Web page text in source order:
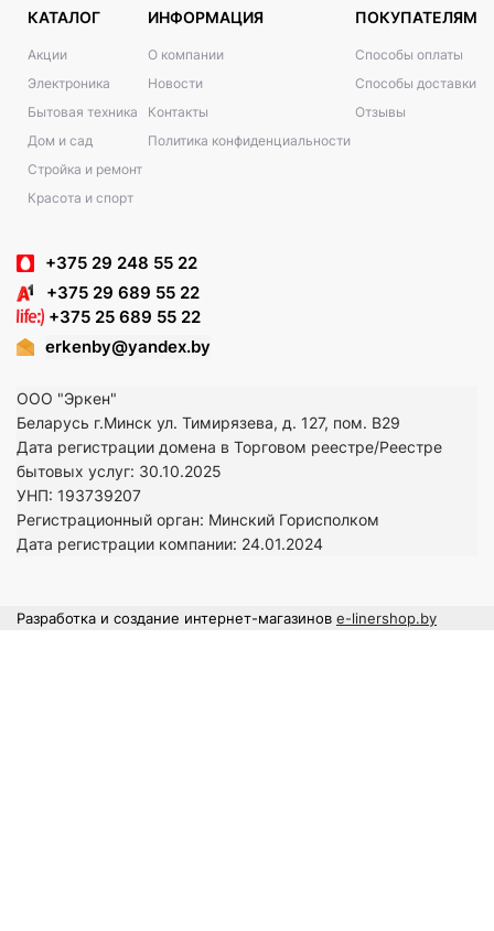
КАТАЛОГ
Акции
Электроника
Бытовая техника
Дом и сад
Стройка и ремонт
Красота и спорт
ИНФОРМАЦИЯ
О компании
Новости
Контакты
Политика конфиденциальности
ПОКУПАТЕЛЯМ
Способы оплаты
Способы доставки
Отзывы
+375 29 248 55 22
+375 29 689 55 22
+375 25 689 55 22
erkenby@yandex.by
ООО "Эркен"
Беларусь г.Минск ул. Тимирязева, д. 127, пом. В29
Дата регистрации домена в Торговом реестре/Реестре
бытовых услуг: 30.10.2025
УНП: 193739207
Регистрационный орган: Минский Горисполком
Дата регистрации компании: 24.01.2024
Разработка и создание интернет-магазинов e-linershop.by